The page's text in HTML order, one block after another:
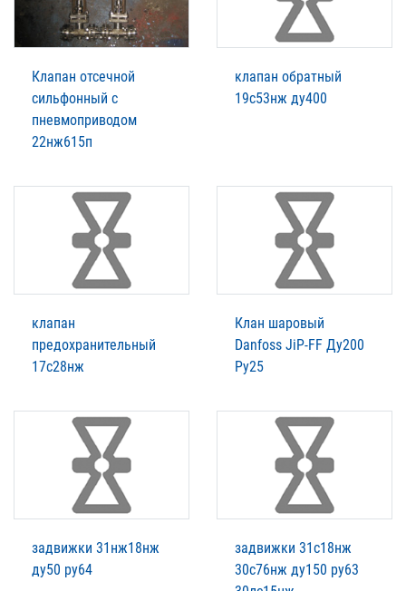
Клапан отсечной
сильфонный с
пневмоприводом
22нж615п
клапан обратный
19с53нж ду400
клапан
предохранительный
17с28нж
Клан шаровый
Danfoss JiP-FF Ду200
Ру25
задвижки 31нж18нж
ду50 ру64
задвижки 31с18нж
30с76нж ду150 ру63